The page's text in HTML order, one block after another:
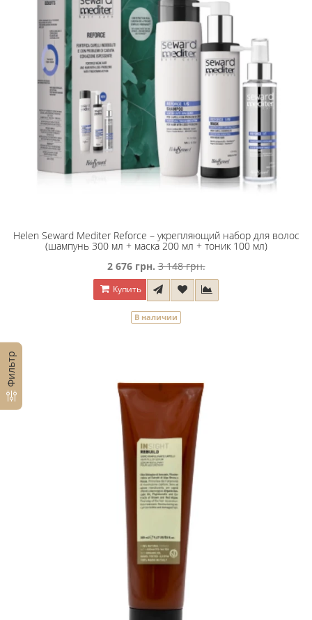
Фильтр
Helen Seward Mediter Reforce – укрепляющий набор для волос
(шампунь 300 мл + маска 200 мл + тоник 100 мл)
2 676 грн. 3 148 грн.
Купить
В наличии